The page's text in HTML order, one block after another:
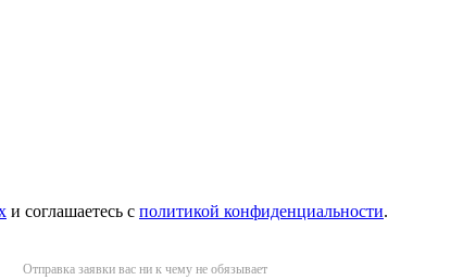
и соглашаетесь с политикой конфиденциальности.
Отправка заявки вас ни к чему не обязывает